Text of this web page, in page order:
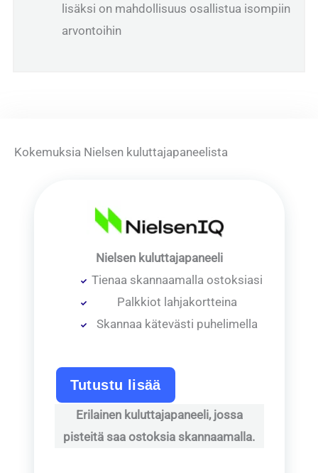
lisäksi on mahdollisuus osallistua isompiin
arvontoihin
Kokemuksia Nielsen kuluttajapaneelista
Nielsen kuluttajapaneeli
Tienaa skannaamalla ostoksiasi
Palkkiot lahjakortteina
Skannaa kätevästi puhelimella
Tutustu lisää
Erilainen kuluttajapaneeli, jossa
pisteitä saa ostoksia skannaamalla.